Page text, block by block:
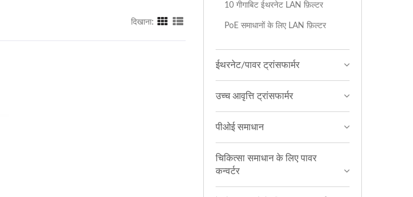
दिखाना:
10 गीगाबिट ईथरनेट LAN फ़िल्टर
PoE समाधानों के लिए LAN फ़िल्टर
ईथरनेट/पावर ट्रांसफार्मर
उच्च आवृत्ति ट्रांसफार्मर
पीओई समाधान
चिकित्सा समाधान के लिए पावर
कन्वर्टर